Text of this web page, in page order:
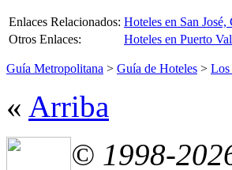
Enlaces Relacionados: Hoteles en San
Otros Enlaces:
Hoteles en Puerto
Guía Metropolitana > Guía de Hoteles > Los
« Arriba
© 1998-